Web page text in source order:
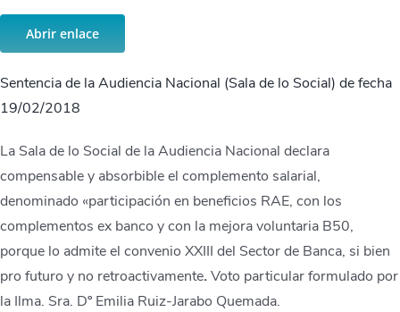
Abrir enlace
Sentencia de la Audiencia Nacional (Sala de lo Social) de fecha
19/02/2018
La Sala de lo Social de la Audiencia Nacional declara
compensable y absorbible el complemento salarial,
denominado «participación en beneficios RAE, con los
complementos ex banco y con la mejora voluntaria B50,
porque lo admite el convenio XXIII del Sector de Banca, si bien
pro futuro y no retroactivamente.Voto particular formulado por
la Ilma. Sra. Dº Emilia Ruiz-Jarabo Quemada.